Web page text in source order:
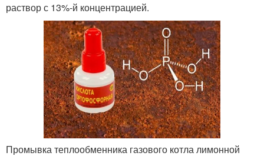
раствор с 13%-й концентрацией.
Промывка теплообменника газового котла лимонной